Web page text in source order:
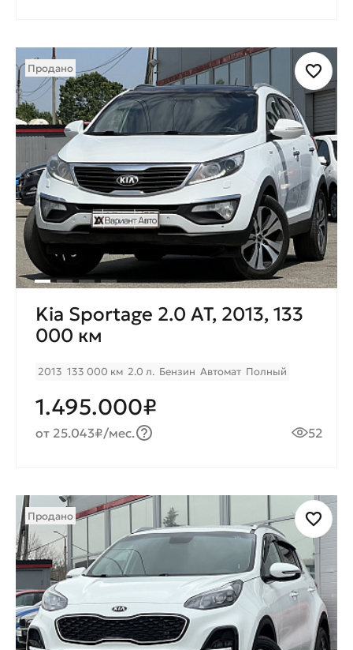
Продано
Kia Sportage 2.0 AT, 2013, 133
000 км
2013 133 000 км 2.0 л. Бензин Автомат Полный
1.495.000₽
от 25.043₽/мес. 52
Продано